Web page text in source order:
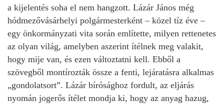
a kijelentés soha el nem hangzott. Lázár János még
hódmezővásárhelyi polgármesterként – közel tíz éve –
egy önkormányzati vita során említette, milyen rettenetes
az olyan világ, amelyben aszerint ítélnek meg valakit,
hogy mije van, és ezen változtatni kell. Ebből a
szövegből montírozták össze a fenti, lejáratásra alkalmas
„gondolatsort”. Lázár bírósághoz fordult, az eljárás
nyomán jogerős ítélet mondja ki, hogy az anyag hazug,